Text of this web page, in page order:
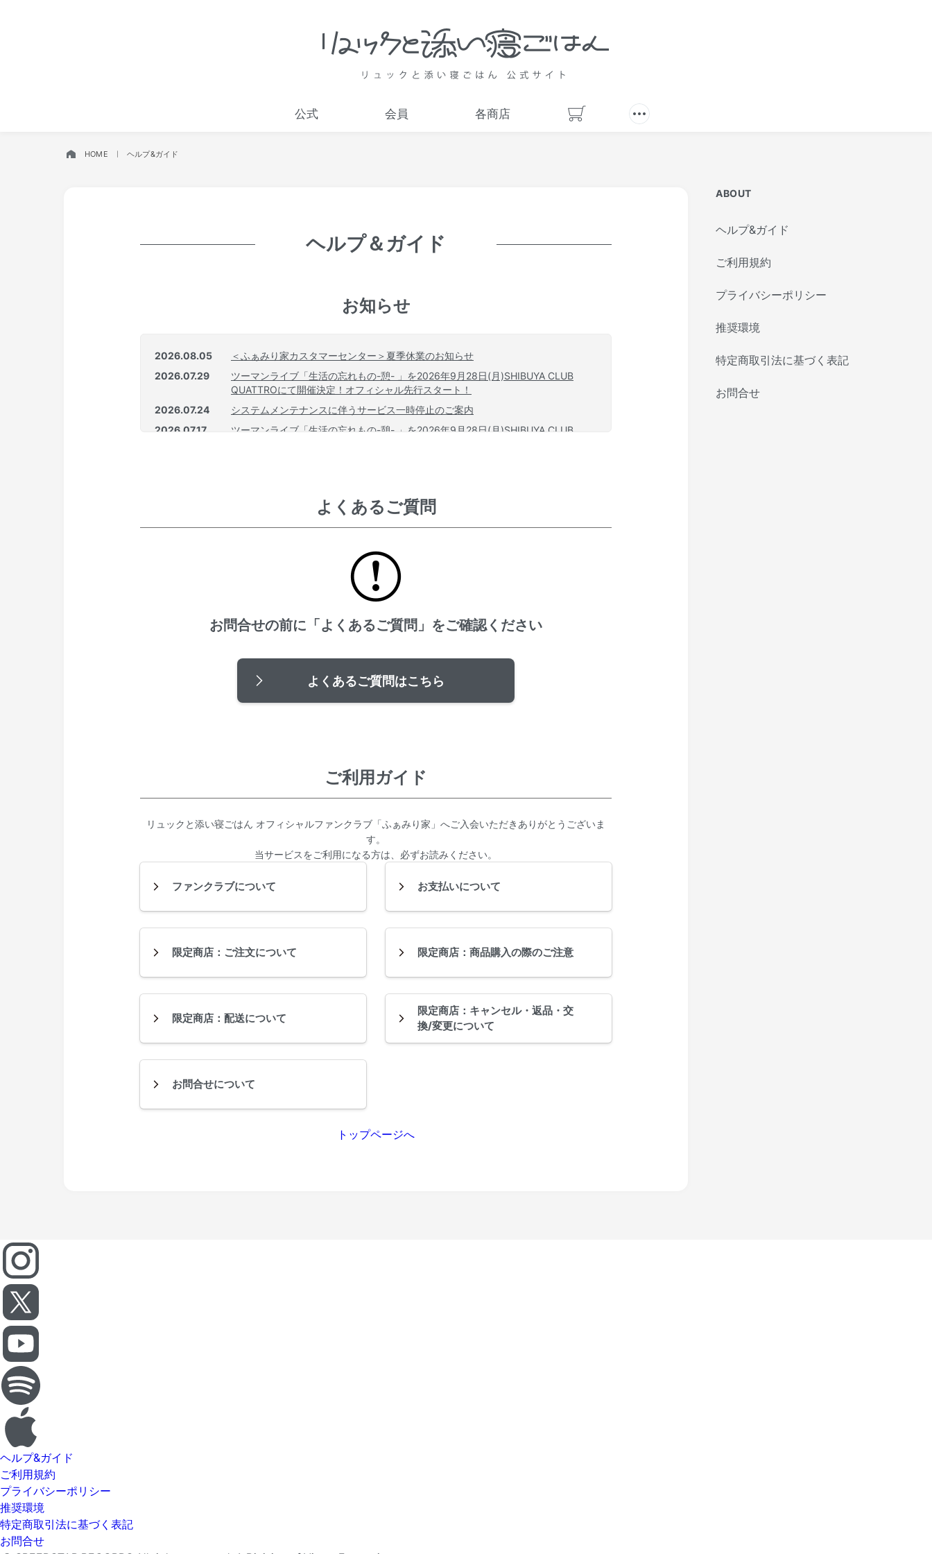
公式 会員 各商店
HOME ヘルプ&ガイド
ヘルプ＆ガイド
お知らせ
2026.08.05
＜ふぁみり家カスタマーセンター＞夏季休業のお知らせ
2026.07.29
ツーマンライブ「生活の忘れもの-憩- 」を2026年9月28日(月)SHIBUYA CLUB
QUATTROにて開催決定！オフィシャル先行スタート！
2026.07.24
システムメンテナンスに伴うサービス一時停止のご案内
2026.07.17
ツーマンライブ「生活の忘れもの-憩- 」を2026年9月28日(月)SHIBUYA CLUB
よくあるご質問
お問合せの前に 「よくあるご質問」をご確認ください
よくあるご質問はこちら
ご利用ガイド
リュックと添い寝ごはん オフィシャルファンクラブ「ふぁみり家」へご入会いただきありがとうございま
す。
当サービスをご利用になる方は、必ずお読みください。
ファンクラブについて お支払いについて
限定商店：ご注文について 限定商店：商品購入の際のご注意
限定商店：配送について
限定商店：キャンセル・返品・交
換/変更について
お問合せについて
トップページへ
ABOUT
ヘルプ&ガイド
ご利用規約
プライバシーポリシー
推奨環境
特定商取引法に基づく表記
お問合せ
ヘルプ&ガイド
ご利用規約
プライバシーポリシー
推奨環境
特定商取引法に基づく表記
お問合せ